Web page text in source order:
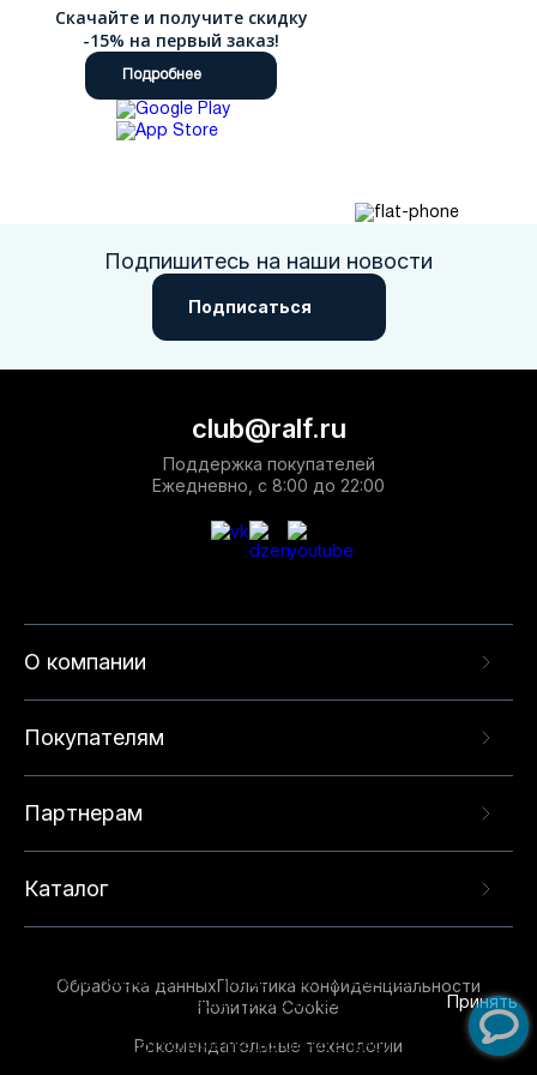
Скачайте и получите скидку
-15% на первый заказ!
Подробнее
Подпишитесь на наши новости
Подписаться
О компании
Покупателям
Партнерам
Каталог
club@ralf.ru
Поддержка покупателей
Ежедневно, с 8:00 до 22:00
Обработка данныхПолитика конфиденциальности
Политика Cookie
Рекомендательные технологии
опыта на нашем сайте. Продолжая использовать
данный сайт, вы соглашаетесь с использованием
технологий. Для получения дополнительной
Принять